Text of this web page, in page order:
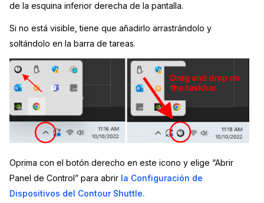
de la esquina inferior derecha de la pantalla.
Si no está visible, tiene que añadirlo arrastrándolo y
soltándolo en la barra de tareas.
Oprima con el botón derecho en este icono y elige “Abrir
Panel de Control” para abrir la Configuración de
Dispositivos del Contour Shuttle.